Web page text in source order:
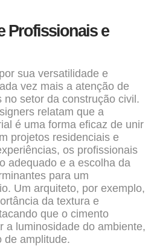
Profissionais e
sua versatilidade e
vez mais a atenção de
no setor da construção civil.
relatam que a
é uma forma eficaz de unir
projetos residenciais e
os profissionais
adequado e a escolha da
para um
Um arquiteto, por exemplo,
da textura e
que o cimento
a luminosidade do ambiente,
de amplitude.